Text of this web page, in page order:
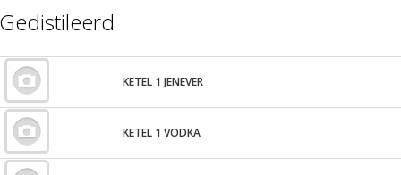
Gedistileerd
KETEL 1 JENEVER
KETEL 1 VODKA